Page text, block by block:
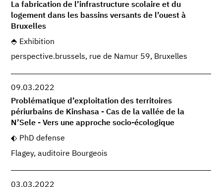
La fabrication de l’infrastructure scolaire et du
logement dans les bassins versants de l’ouest à
Bruxelles
Exhibition
perspective.brussels, rue de Namur 59, Bruxelles
09.03.2022
Problématique d’exploitation des territoires
périurbains de Kinshasa - Cas de la vallée de la
N’Sele - Vers une approche socio-écologique
PhD defense
Flagey, auditoire Bourgeois
03.03.2022